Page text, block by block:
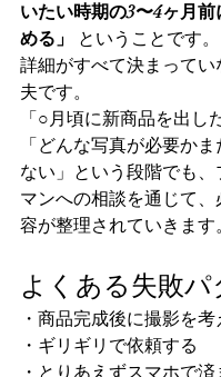
いたい時期の3〜4ヶ月
める」
ということです。
詳細がすべて決まってい
夫です。
「○月頃に新商品を出し
「どんな写真が必要か
ない」という段階でも、
マンへの相談を通じて
容が整理されていきます。
よくある失敗パ
・商品完成後に撮影を考
・ギリギリで依頼する
・とりあえずスマホで済